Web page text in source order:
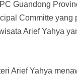
Guandong
Committe
Arief Yahya
Arief Yahya